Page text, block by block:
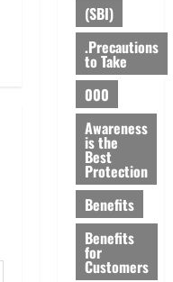
(SBI)
.Precautions
to Take
000
Awareness
is the
Best
Protection
Benefits
Benefits
for
Customers